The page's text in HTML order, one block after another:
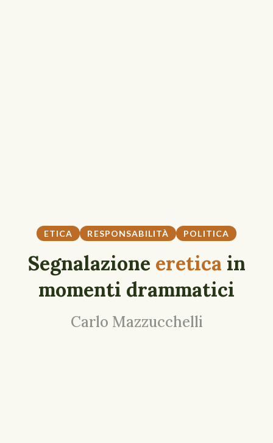
ETICA RESPONSABILITÀ POLITICA
Segnalazione eretica in
momenti drammatici
Carlo Mazzucchelli